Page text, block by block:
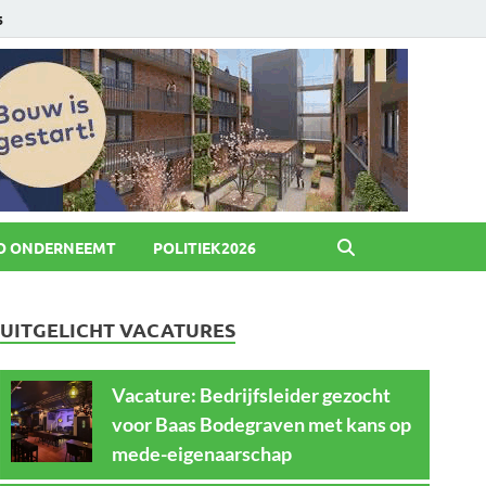
ONDERNEEMT POLITIEK2026
UITGELICHT VACATURES
Vacature: Bedrijfsleider gezocht
voor Baas Bodegraven met kans op
mede-eigenaarschap